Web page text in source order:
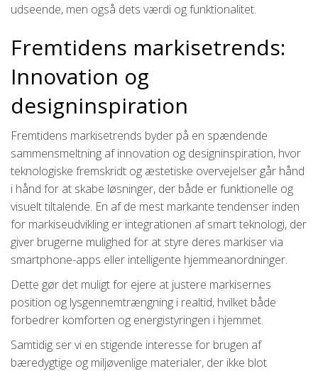
udseende, men også dets værdi og funktionalitet.
Fremtidens markisetrends:
Innovation og
designinspiration
Fremtidens markisetrends byder på en spændende
sammensmeltning af innovation og designinspiration, hvor
teknologiske fremskridt og æstetiske overvejelser går hånd
i hånd for at skabe løsninger, der både er funktionelle og
visuelt tiltalende. En af de mest markante tendenser inden
for markiseudvikling er integrationen af smart teknologi, der
giver brugerne mulighed for at styre deres markiser via
smartphone-apps eller intelligente hjemmeanordninger.
Dette gør det muligt for ejere at justere markisernes
position og lysgennemtrængning i realtid, hvilket både
forbedrer komforten og energistyringen i hjemmet.
Samtidig ser vi en stigende interesse for brugen af
bæredygtige og miljøvenlige materialer, der ikke blot